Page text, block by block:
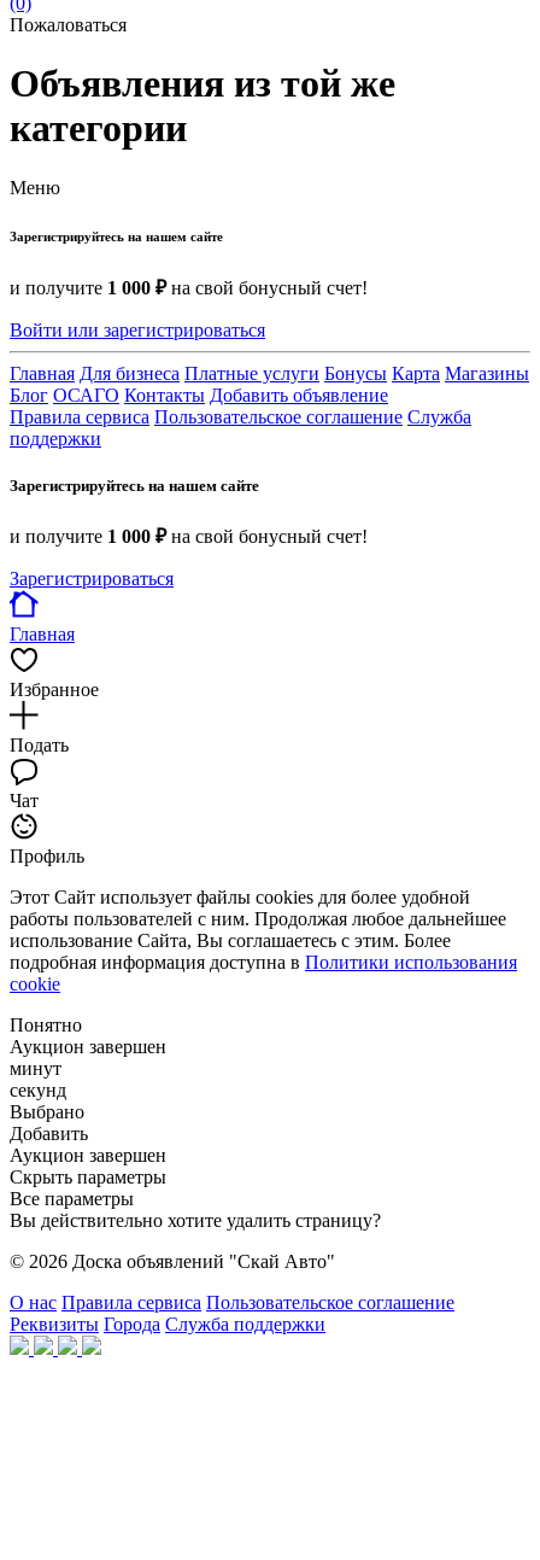
Пожаловаться
Объявления из той же
категории
Меню
Зарегистрируйтесь на нашем сайте
и получите 1 000 ₽на свой бонусный счет!
Войти или зарегистрироваться
Главная Для бизнеса Платные услуги Бонусы Карта Магазины
Блог ОСАГО Контакты Добавить объявление
Правила сервиса Пользовательское соглашение Служба
поддержки
Зарегистрируйтесь на нашем сайте
и получите 1 000 ₽на свой бонусный счет!
Зарегистрироваться
Главная
Избранное
Подать
Чат
Профиль
Этот Сайт использует файлы cookies для более удобной
работы пользователей с ним. Продолжая любое дальнейшее
использование Сайта, Вы соглашаетесь с этим. Более
подробная информация доступна в Политики использования
cookie
Понятно
Аукцион завершен
минут
секунд
Выбрано
Добавить
Аукцион завершен
Скрыть параметры
Все параметры
Вы действительно хотите удалить страницу?
© 2026 Доска объявлений "Скай Авто"
О нас Правила сервиса Пользовательское соглашение
Реквизиты Города Служба поддержки